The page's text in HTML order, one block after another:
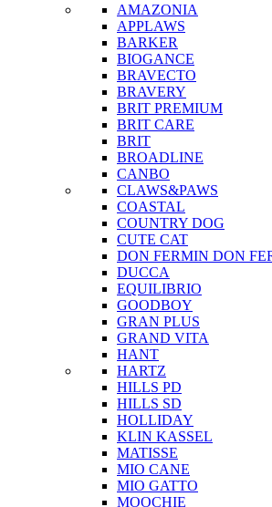
AMAZONIA
APPLAWS
BARKER
BIOGANCE
BRAVECTO
BRAVERY
BRIT PREMIUM
BRIT CARE
BRIT
BROADLINE
CANBO
CLAWS&PAWS
COASTAL
COUNTRY DOG
CUTE CAT
DON FERMIN DON
DUCCA
EQUILIBRIO
GOODBOY
GRAN PLUS
GRAND VITA
HANT
HARTZ
HILLS PD
HILLS SD
HOLLIDAY
KLIN KASSEL
MATISSE
MIO CANE
MIO GATTO
MOOCHIE